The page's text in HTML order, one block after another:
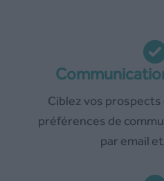
Ciblez vos
préférences de
par email